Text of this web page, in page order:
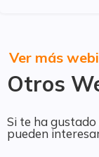
Otros
Ver más
Si te ha
pueden